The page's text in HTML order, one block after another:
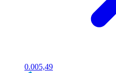
0.005,49